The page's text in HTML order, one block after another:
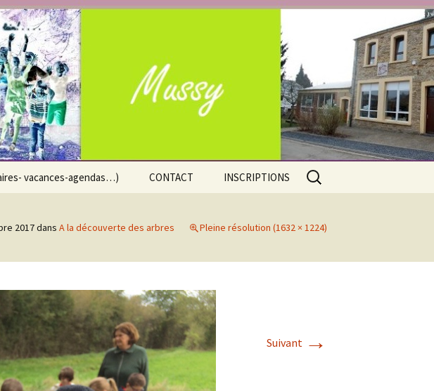
de Mussy-la-Ville
vacances-agendas…) CONTACT INSCRIPTIONS Rechercher :
2017dans A la découverte des arbres Pleine résolution (1632 × 1224)
Suivant →